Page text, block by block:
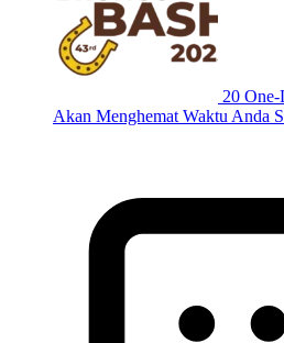
20
Akan Menghemat Waktu Anda